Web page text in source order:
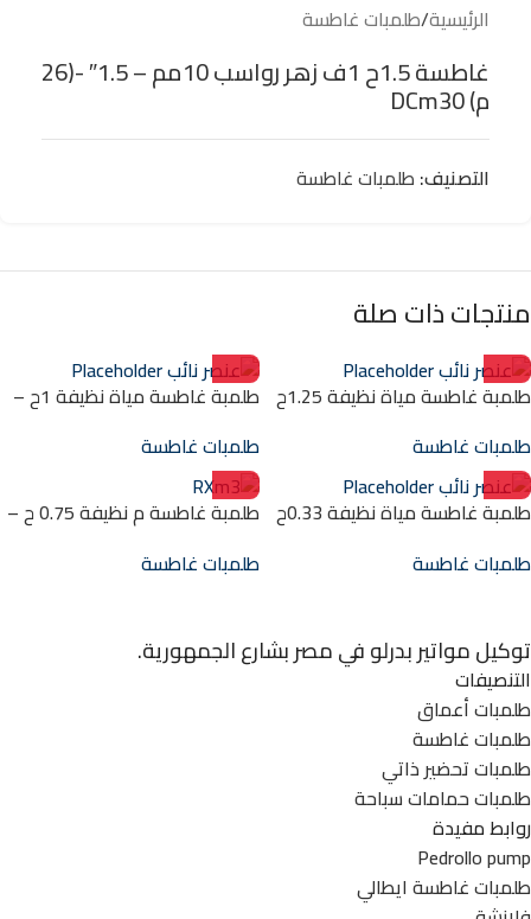
الرئيسية/طلمبات غاطسة
غاطسة 1.5ح 1ف زهر رواسب 10مم – 1.5″ -(26
م) DCm30
التصنيف: طلمبات غاطسة
منتجات ذات صلة
طلمبة غاطسة مياة نظيفة 1.25ح
طلمبات غاطسة
طلمبة غاطسة مياة نظيفة 1ح –
طلمبات غاطسة
طلمبة غاطسة مياة نظيفة 0.33ح
طلمبات غاطسة
طلمبة غاطسة م نظيفة 0.75 ح –
طلمبات غاطسة
توكيل مواتير بدرلو في مصر بشارع الجمهورية.
التنصيفات
طلمبات أعماق
طلمبات غاطسة
طلمبات تحضير ذاتي
طلمبات حمامات سباحة
روابط مفيدة
Pedrollo pump
طلمبات غاطسة ايطالي